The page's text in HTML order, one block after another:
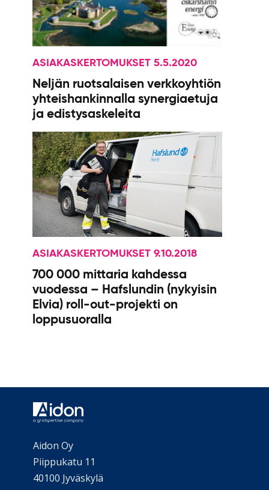
ASIAKASKERTOMUKSET 5.5.2020
Neljän ruotsalaisen verkkoyhtiön
yhteishankinnalla synergiaetuja
ja edistysaskeleita
ASIAKASKERTOMUKSET 9.10.2018
700 000 mittaria kahdessa
vuodessa – Hafslundin (nykyisin
Elvia) roll-out-projekti on
loppusuoralla
Aidon Oy
Piippukatu 11
40100 Jyväskylä